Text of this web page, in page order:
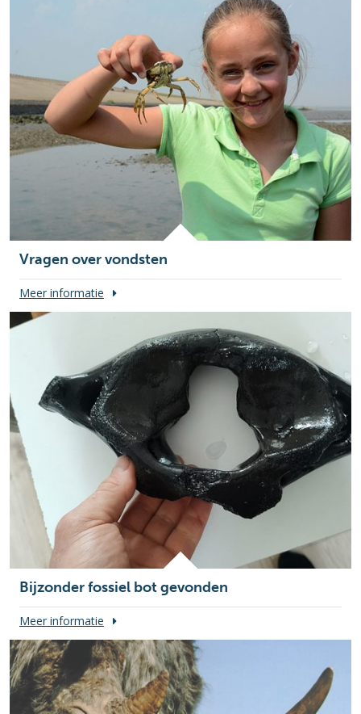
Vragen over vondsten
Meer informatie
Bijzonder fossiel bot gevonden
Meer informatie